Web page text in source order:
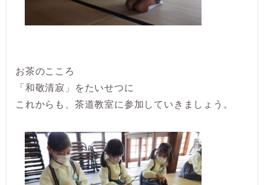
お茶のこころ
「和敬清寂」をたいせつに
これからも、茶道教室に参加していきましょう。